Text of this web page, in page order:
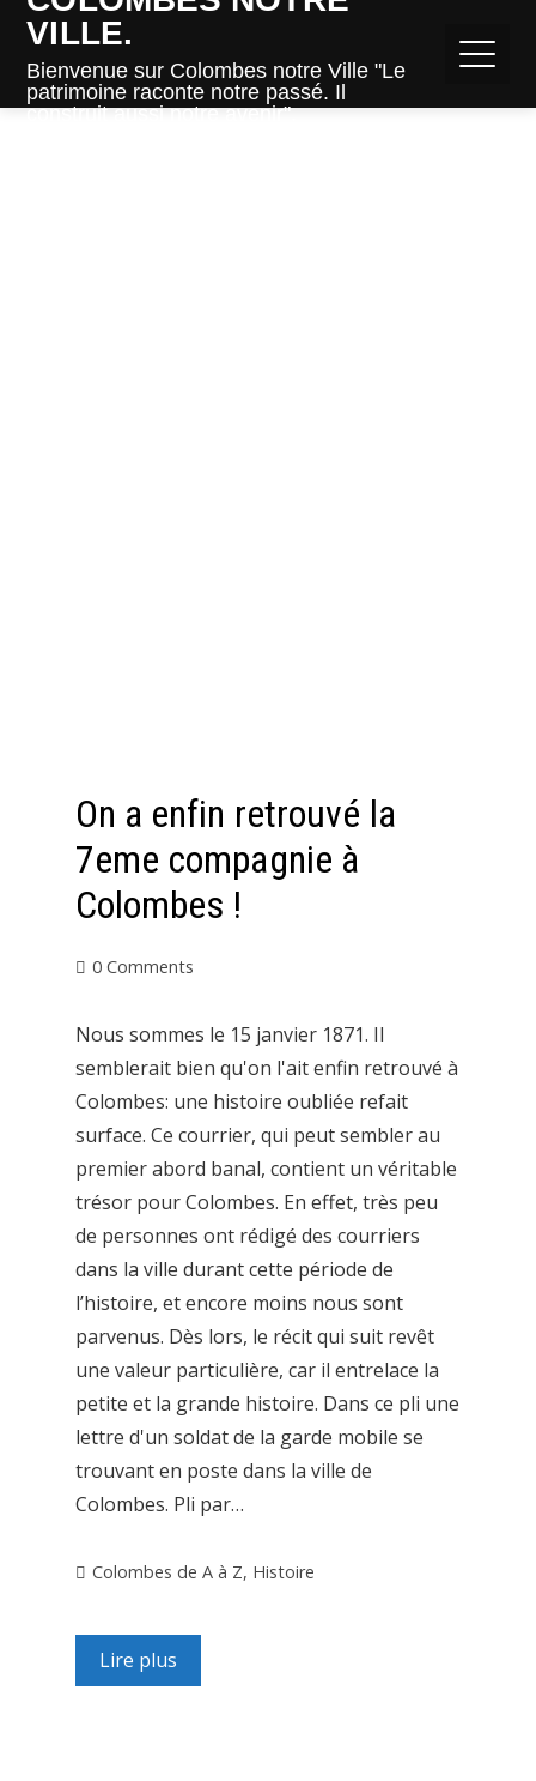
VILLE.
Bienvenue sur Colombes notre Ville "Le
patrimoine raconte notre passé. Il
construit aussi notre avenir".
On a enfin retrouvé la
7eme compagnie à
Colombes !
0 Comments
Nous sommes le 15 janvier 1871. Il
semblerait bien qu'on l'ait enfin retrouvé à
Colombes: une histoire oubliée refait
surface. Ce courrier, qui peut sembler au
premier abord banal, contient un véritable
trésor pour Colombes. En effet, très peu
de personnes ont rédigé des courriers
dans la ville durant cette période de
l’histoire, et encore moins nous sont
parvenus. Dès lors, le récit qui suit revêt
une valeur particulière, car il entrelace la
petite et la grande histoire. Dans ce pli une
lettre d'un soldat de la garde mobile se
trouvant en poste dans la ville de
Colombes. Pli par…
Colombes de A à Z, Histoire
Lire plus